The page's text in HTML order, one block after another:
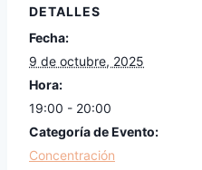
DETALLES
Fecha:
9 de octubre, 2025
Hora:
19:00 - 20:00
Categoría de Evento:
Concentración